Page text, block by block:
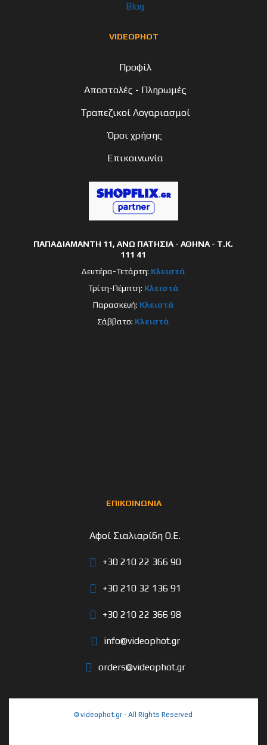
Blog
VIDEOPHOT
Προφίλ
Αποστολές - Πληρωμές
Τραπεζικοί Λογαριασμοί
Όροι χρήσης
Επικοινωνία
ΠΑΠΑΔΙΑΜΑΝΤΗ 11, ΑΝΩ ΠΑΤΗΣΙΑ - ΑΘΗΝΑ - Τ.Κ.
111 41
Δευτέρα-Τετάρτη: Κλειστά
Τρίτη-Πέμπτη: Κλειστά
Παρασκευή: Κλειστά
Σάββατο: Κλειστά
ΕΠΙΚΟΙΝΩΝΙΑ
Αφοί Σιαλιαρίδη Ο.Ε.
+30 210 22 366 90
+30 210 32 136 91
+30 210 22 366 98
info@videophot.gr
orders@videophot.gr
© videophot.gr - All Rights Reserved